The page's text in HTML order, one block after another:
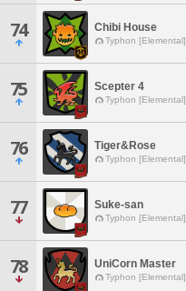
74 Chibi House
Typhon [Elemental]
75 Scepter 4
Typhon [Elemental]
76 Tiger&Rose
Typhon [Elemental]
77 Suke-san
Typhon [Elemental]
78 UniCorn Master
Typhon [Elemental]